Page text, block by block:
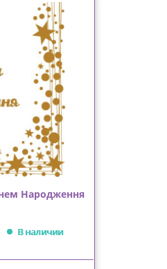
Народження
В наличии